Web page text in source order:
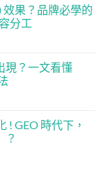
效果？品牌必學的
分工
現？一文看懂
! GEO 時代下，
？